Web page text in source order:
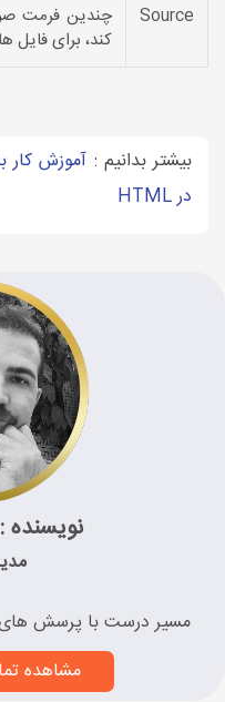
Source
کند، برای
بیشتر بدانیم :
در HTML
نویسنده :
مسیر درست با پرسش
مشاهده